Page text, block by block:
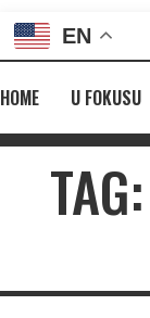
EN
HOME U FOKUSU